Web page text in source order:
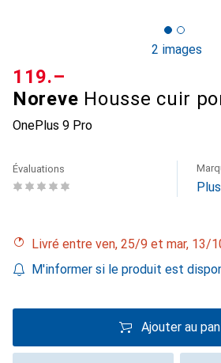
2 images
Noreve Housse cuir
OnePlus 9 Pro
CHF
119.–
Évaluations
Livré entre ven, 25/9 et mar, 13/
M'informer si le produit est
Ajouter au